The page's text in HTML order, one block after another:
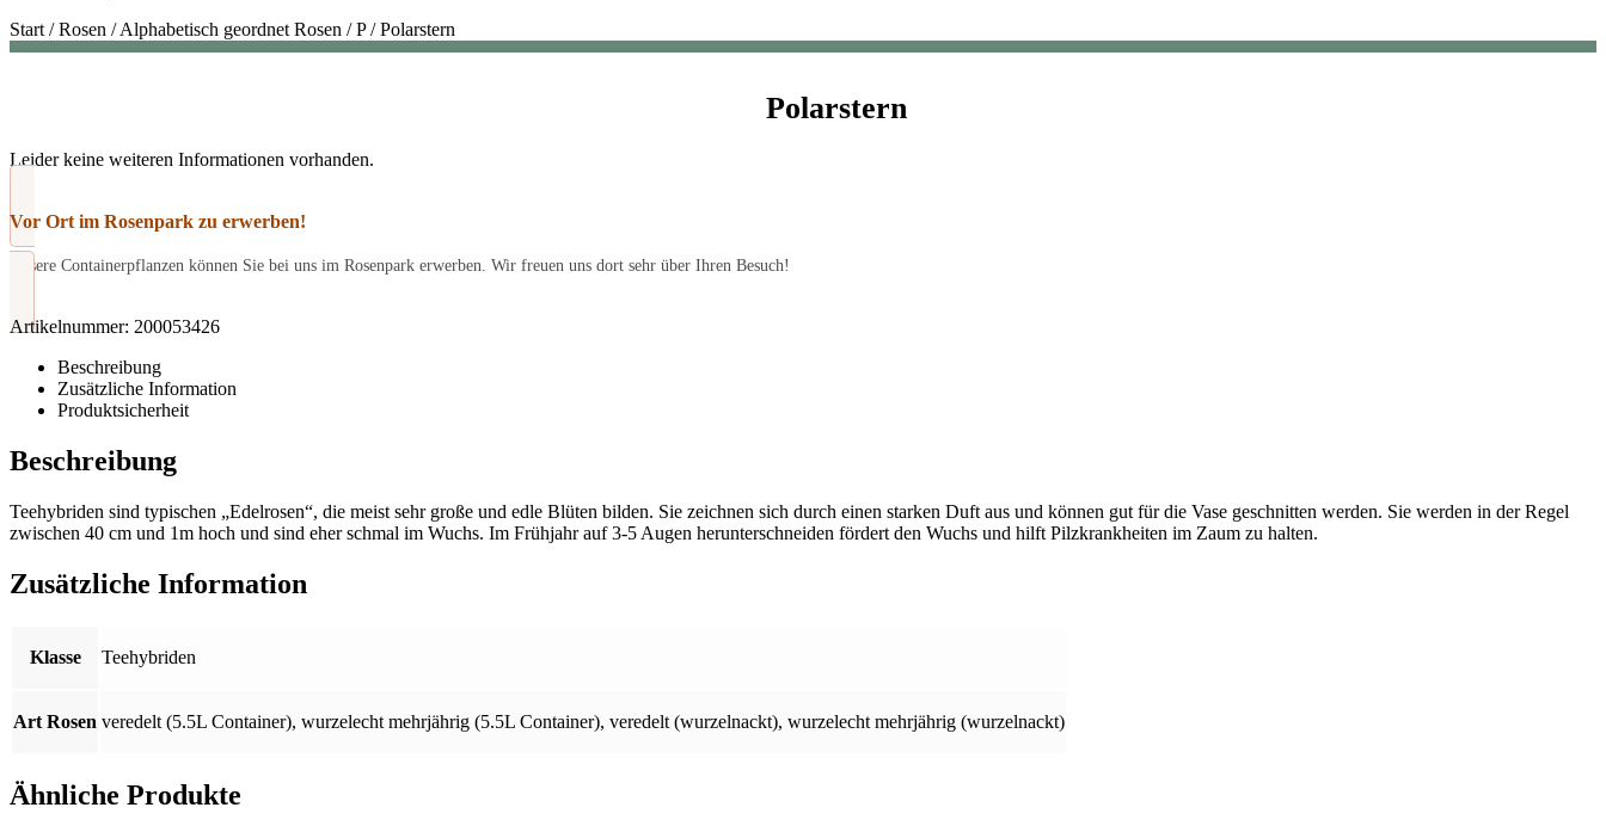
Start /Rosen /Alphabetisch geordnet Rosen /P/Polarstern
Polarstern
Leider keine weiteren Informationen vorhanden.
Vor Ort im Rosenpark zu erwerben!
Unsere Containerpflanzen können Sie bei uns im Rosenpark erwerben. Wir freuen uns dort sehr über Ihren Besuch!
Artikelnummer: 200053426
Beschreibung
Zusätzliche Information
Produktsicherheit
Beschreibung
Teehybriden sind typischen „Edelrosen“, die meist sehr große und edle Blüten bilden. Sie zeichnen sich durch einen starken Duft aus und können gut für die Vase geschnitten werden. Sie werden in der Regel
zwischen 40 cm und 1m hoch und sind eher schmal im Wuchs. Im Frühjahr auf 3-5 Augen herunterschneiden fördert den Wuchs und hilft Pilzkrankheiten im Zaum zu halten.
Zusätzliche Information
Klasse Teehybriden
Art Rosen veredelt (5.5L Container), wurzelecht mehrjährig (5.5L Container), veredelt (wurzelnackt), wurzelecht mehrjährig (wurzelnackt)
Ähnliche Produkte